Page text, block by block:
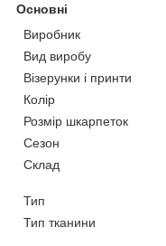
Основні
Виробник
Вид виробу
Візерунки і принти
Колір
Розмір шкарпеток
Сезон
Склад
Тип
Тип тканини